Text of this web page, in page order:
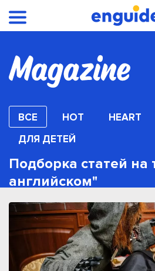
ВСЕ HOT HEART
ДЛЯ ДЕТЕЙ
Подборка статей
английском"